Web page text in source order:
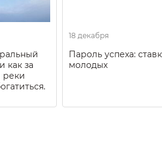
как за
реки
18 декабря
Пароль успеха:
молодых